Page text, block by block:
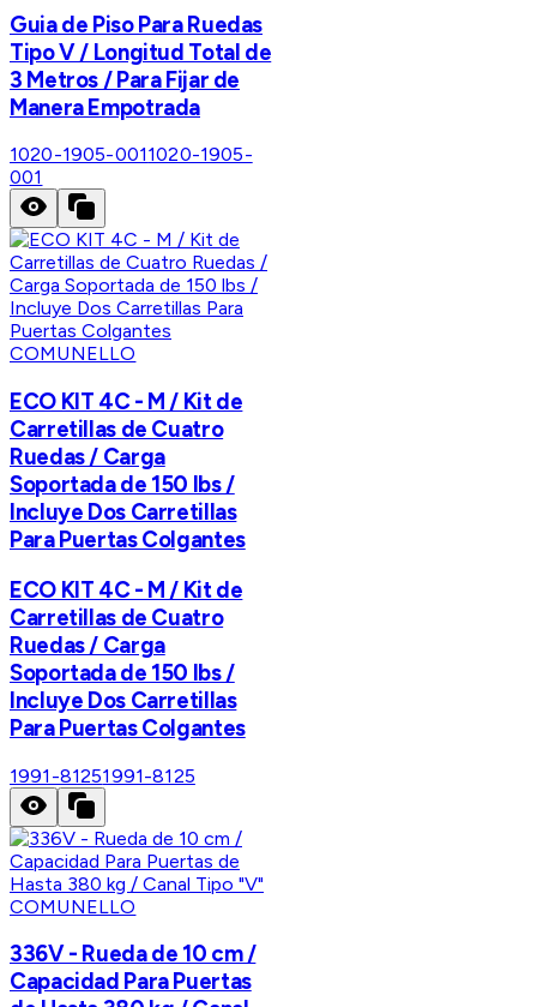
Guia de Piso Para Ruedas
Tipo V / Longitud Total de
3 Metros / Para Fijar de
Manera Empotrada
1020-1905-0011020-1905-
001
COMUNELLO
ECO KIT 4C - M / Kit de
Carretillas de Cuatro
Ruedas / Carga
Soportada de 150 lbs /
Incluye Dos Carretillas
Para Puertas Colgantes
ECO KIT 4C - M / Kit de
Carretillas de Cuatro
Ruedas / Carga
Soportada de 150 lbs /
Incluye Dos Carretillas
Para Puertas Colgantes
1991-81251991-8125
COMUNELLO
336V - Rueda de 10 cm /
Capacidad Para Puertas